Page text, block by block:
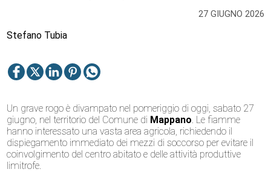
27 GIUGNO 2026
Stefano Tubia
Un grave rogo è divampato nel pomeriggio di oggi, sabato 27
giugno, nel territorio del Comune di Mappano . Le fiamme
hanno interessato una vasta area agricola, richiedendo il
dispiegamento immediato dei mezzi di soccorso per evitare il
coinvolgimento del centro abitato e delle attività produttive
limitrofe.